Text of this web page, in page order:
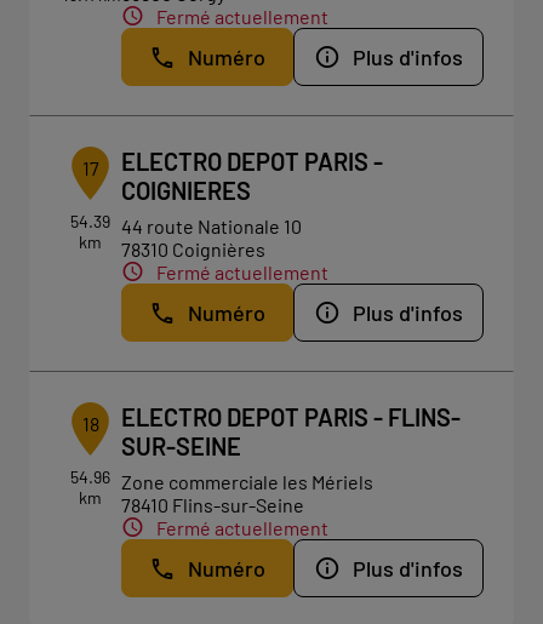
Fermé actuellement
Numéro Plus d'infos
17
54.39
km
ELECTRO DEPOT PARIS -
COIGNIERES
44 route Nationale 10
78310 Coignières
Fermé actuellement
Numéro Plus d'infos
18
54.96
km
ELECTRO DEPOT PARIS - FLINS-
SUR-SEINE
Zone commerciale les Mériels
78410 Flins-sur-Seine
Fermé actuellement
Numéro Plus d'infos